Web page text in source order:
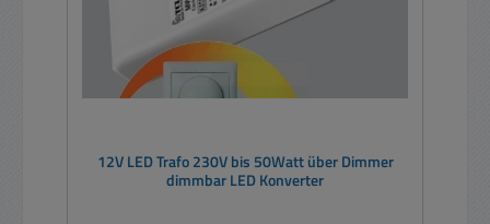
12V LED Trafo 230V bis 50Watt über Dimmer
dimmbar LED Konverter